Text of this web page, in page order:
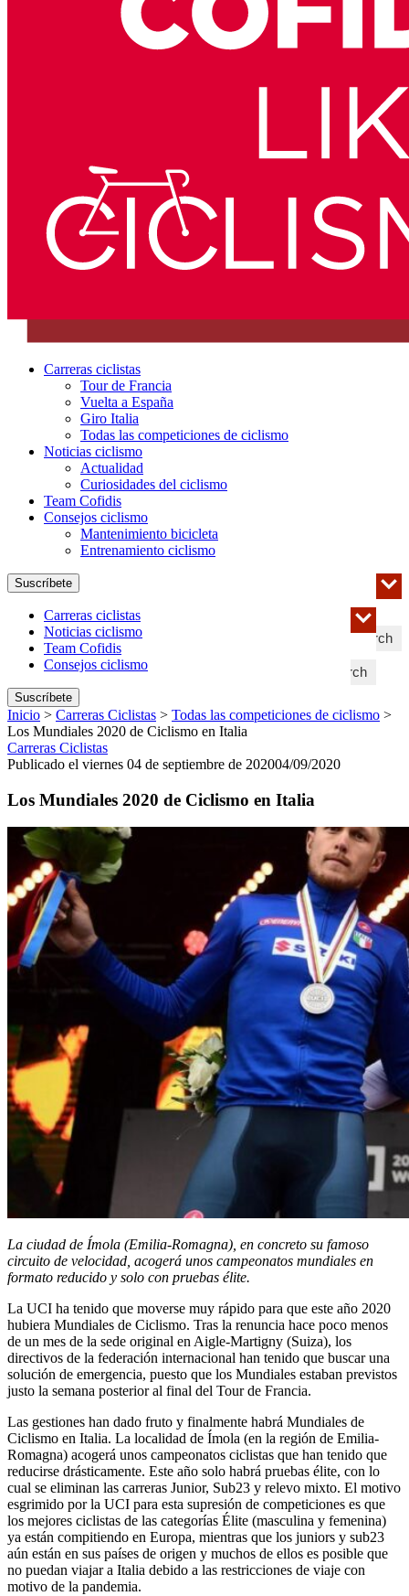
Carreras ciclistas
Tour de Francia
Vuelta a España
Giro Italia
Todas las competiciones de ciclismo
Noticias ciclismo
Actualidad
Curiosidades del ciclismo
Team Cofidis
Consejos ciclismo
Mantenimiento bicicleta
Entrenamiento ciclismo
Search
Suscríbete
Search
Carreras ciclistas
Noticias ciclismo
Team Cofidis
Consejos ciclismo
Suscríbete
Inicio > Carreras Ciclistas > Todas las competiciones de ciclismo >
Los Mundiales 2020 de Ciclismo en Italia
Carreras Ciclistas
Publicado el viernes 04 de septiembre de 202004/09/2020
Los Mundiales 2020 de Ciclismo en Italia
La ciudad de Ímola (Emilia-Romagna), en concreto su famoso
circuito de velocidad, acogerá unos campeonatos mundiales en
formato reducido y solo con pruebas élite.
La UCI ha tenido que moverse muy rápido para que este año 2020
hubiera Mundiales de Ciclismo. Tras la renuncia hace poco menos
de un mes de la sede original en Aigle-Martigny (Suiza), los
directivos de la federación internacional han tenido que buscar una
solución de emergencia, puesto que los Mundiales estaban previstos
justo la semana posterior al final del Tour de Francia.
Las gestiones han dado fruto y finalmente habrá Mundiales de
Ciclismo en Italia. La localidad de Ímola (en la región de Emilia-
Romagna) acogerá unos campeonatos ciclistas que han tenido que
reducirse drásticamente. Este año solo habrá pruebas élite, con lo
cual se eliminan las carreras Junior, Sub23 y relevo mixto. El motivo
esgrimido por la UCI para esta supresión de competiciones es que
los mejores ciclistas de las categorías Élite (masculina y femenina)
ya están compitiendo en Europa, mientras que los juniors y sub23
aún están en sus países de origen y muchos de ellos es posible que
no puedan viajar a Italia debido a las restricciones de viaje con
motivo de la pandemia.